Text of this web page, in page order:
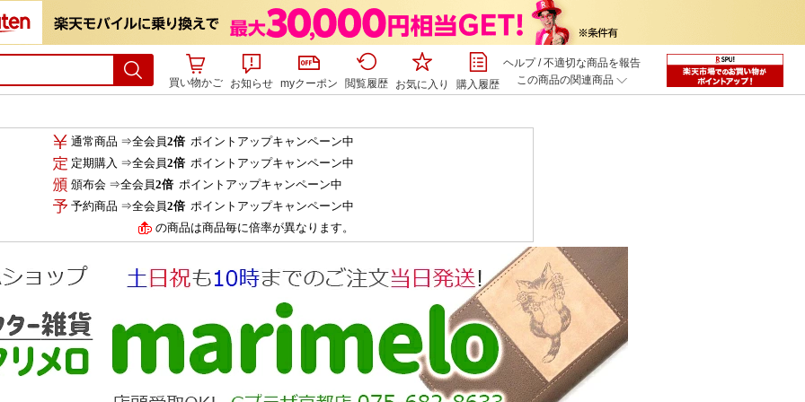
買い物かご お知らせ myクーポン 閲覧履歴 お気に入り 購入履歴
ヘルプ/不適切な商品を報告
この商品の関連商品
通常商品 ⇒全会員2倍ポイントアップキャンペーン中
定期購入 ⇒全会員2倍ポイントアップキャンペーン中
頒布会 ⇒全会員2倍ポイントアップキャンペーン中
予約商品 ⇒全会員2倍ポイントアップキャンペーン中
の商品は商品毎に倍率が異なります。